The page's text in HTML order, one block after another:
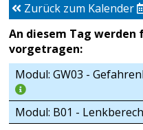
Zurück zum Kalender
An diesem Tag werden
vorgetragen:
Modul: GW03 -
Modul: B01 -